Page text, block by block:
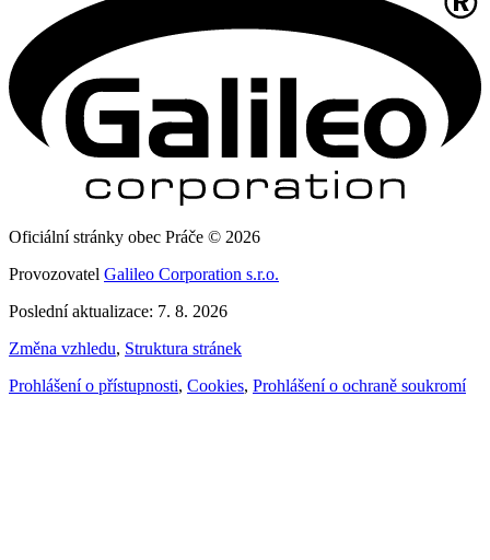
Oficiální stránky obec Práče © 2026
Provozovatel Galileo Corporation s.r.o.
Poslední aktualizace: 7. 8. 2026
Změna vzhledu, Struktura stránek
Prohlášení o přístupnosti, Cookies, Prohlášení o ochraně soukromí